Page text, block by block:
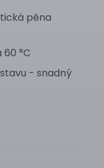
pěna
°C
- snadný